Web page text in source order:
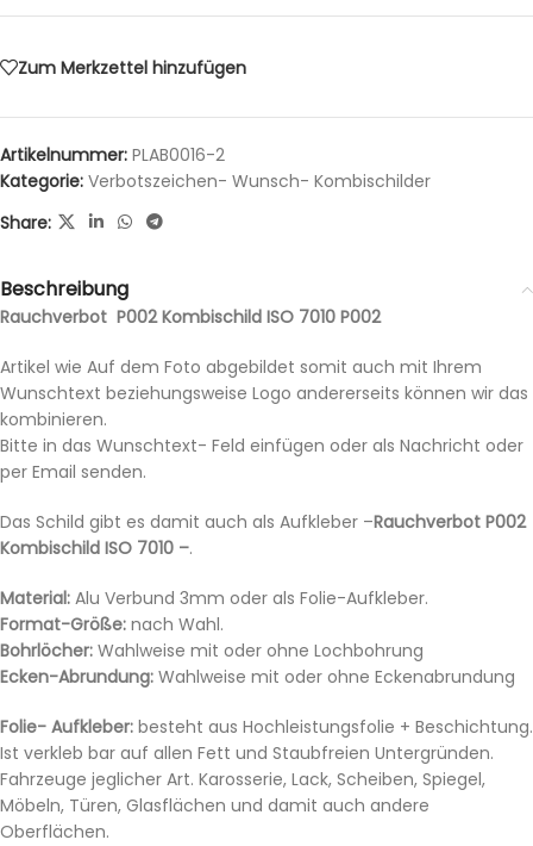
Zum Merkzettel hinzufügen
Artikelnummer: PLAB0016-2
Kategorie: Verbotszeichen- Wunsch- Kombischilder
Share:
Beschreibung
Rauchverbot P002 Kombischild ISO 7010 P002
Artikel wie Auf dem Foto abgebildet somit auch mit Ihrem
Wunschtext beziehungsweise Logo andererseits können wir das
kombinieren.
Bitte in das Wunschtext- Feld einfügen oder als Nachricht oder
per Email senden.
Das Schild gibt es damit auch als Aufkleber –Rauchverbot P002
Kombischild ISO 7010 –.
Material: Alu Verbund 3mm oder als Folie-Aufkleber.
Format-Größe: nach Wahl.
Bohrlöcher: Wahlweise mit oder ohne Lochbohrung
Ecken-Abrundung: Wahlweise mit oder ohne Eckenabrundung
Folie- Aufkleber: besteht aus Hochleistungsfolie + Beschichtung.
Ist verkleb bar auf allen Fett und Staubfreien Untergründen.
Fahrzeuge jeglicher Art. Karosserie, Lack, Scheiben, Spiegel,
Möbeln, Türen, Glasflächen und damit auch andere
Oberflächen.